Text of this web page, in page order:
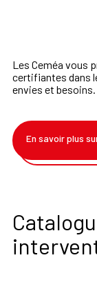
Les Ceméa vous
certifiantes dans
envies et besoins.
En savoir plus